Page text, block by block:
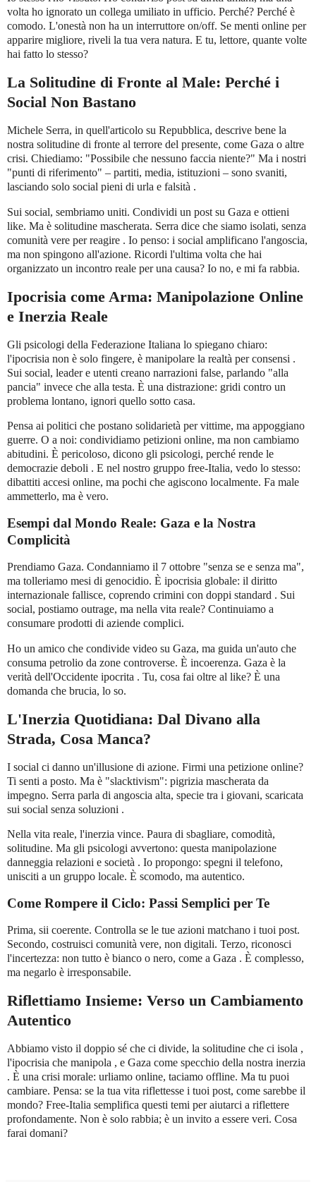
volta ho ignorato un collega umiliato in ufficio. Perché? Perché è
comodo. L'onestà non ha un interruttore on/off. Se menti online per
apparire migliore, riveli la tua vera natura. E tu, lettore, quante volte
hai fatto lo stesso?
La Solitudine di Fronte al Male: Perché i
Social Non Bastano
Michele Serra, in quell'articolo su Repubblica, descrive bene la
nostra solitudine di fronte al terrore del presente, come Gaza o altre
crisi. Chiediamo: "Possibile che nessuno faccia niente?" Ma i nostri
"punti di riferimento" – partiti, media, istituzioni – sono svaniti,
lasciando solo social pieni di urla e falsità .
Sui social, sembriamo uniti. Condividi un post su Gaza e ottieni
like. Ma è solitudine mascherata. Serra dice che siamo isolati, senza
comunità vere per reagire . Io penso: i social amplificano l'angoscia,
ma non spingono all'azione. Ricordi l'ultima volta che hai
organizzato un incontro reale per una causa? Io no, e mi fa rabbia.
Ipocrisia come Arma: Manipolazione Online
e Inerzia Reale
Gli psicologi della Federazione Italiana lo spiegano chiaro:
l'ipocrisia non è solo fingere, è manipolare la realtà per consensi .
Sui social, leader e utenti creano narrazioni false, parlando "alla
pancia" invece che alla testa. È una distrazione: gridi contro un
problema lontano, ignori quello sotto casa.
Pensa ai politici che postano solidarietà per vittime, ma appoggiano
guerre. O a noi: condividiamo petizioni online, ma non cambiamo
abitudini. È pericoloso, dicono gli psicologi, perché rende le
democrazie deboli . E nel nostro gruppo free-Italia, vedo lo stesso:
dibattiti accesi online, ma pochi che agiscono localmente. Fa male
ammetterlo, ma è vero.
Esempi dal Mondo Reale: Gaza e la Nostra
Complicità
Prendiamo Gaza. Condanniamo il 7 ottobre "senza se e senza ma",
ma tolleriamo mesi di genocidio. È ipocrisia globale: il diritto
internazionale fallisce, coprendo crimini con doppi standard . Sui
social, postiamo outrage, ma nella vita reale? Continuiamo a
consumare prodotti di aziende complici.
Ho un amico che condivide video su Gaza, ma guida un'auto che
consuma petrolio da zone controverse. È incoerenza. Gaza è la
verità dell'Occidente ipocrita . Tu, cosa fai oltre al like? È una
domanda che brucia, lo so.
L'Inerzia Quotidiana: Dal Divano alla
Strada, Cosa Manca?
I social ci danno un'illusione di azione. Firmi una petizione online?
Ti senti a posto. Ma è "slacktivism": pigrizia mascherata da
impegno. Serra parla di angoscia alta, specie tra i giovani, scaricata
sui social senza soluzioni .
Nella vita reale, l'inerzia vince. Paura di sbagliare, comodità,
solitudine. Ma gli psicologi avvertono: questa manipolazione
danneggia relazioni e società . Io propongo: spegni il telefono,
unisciti a un gruppo locale. È scomodo, ma autentico.
Come Rompere il Ciclo: Passi Semplici per Te
Prima, sii coerente. Controlla se le tue azioni matchano i tuoi post.
Secondo, costruisci comunità vere, non digitali. Terzo, riconosci
l'incertezza: non tutto è bianco o nero, come a Gaza . È complesso,
ma negarlo è irresponsabile.
Riflettiamo Insieme: Verso un Cambiamento
Autentico
Abbiamo visto il doppio sé che ci divide, la solitudine che ci isola ,
l'ipocrisia che manipola , e Gaza come specchio della nostra inerzia
. È una crisi morale: urliamo online, taciamo offline. Ma tu puoi
cambiare. Pensa: se la tua vita riflettesse i tuoi post, come sarebbe il
mondo? Free-Italia semplifica questi temi per aiutarci a riflettere
profondamente. Non è solo rabbia; è un invito a essere veri. Cosa
farai domani?